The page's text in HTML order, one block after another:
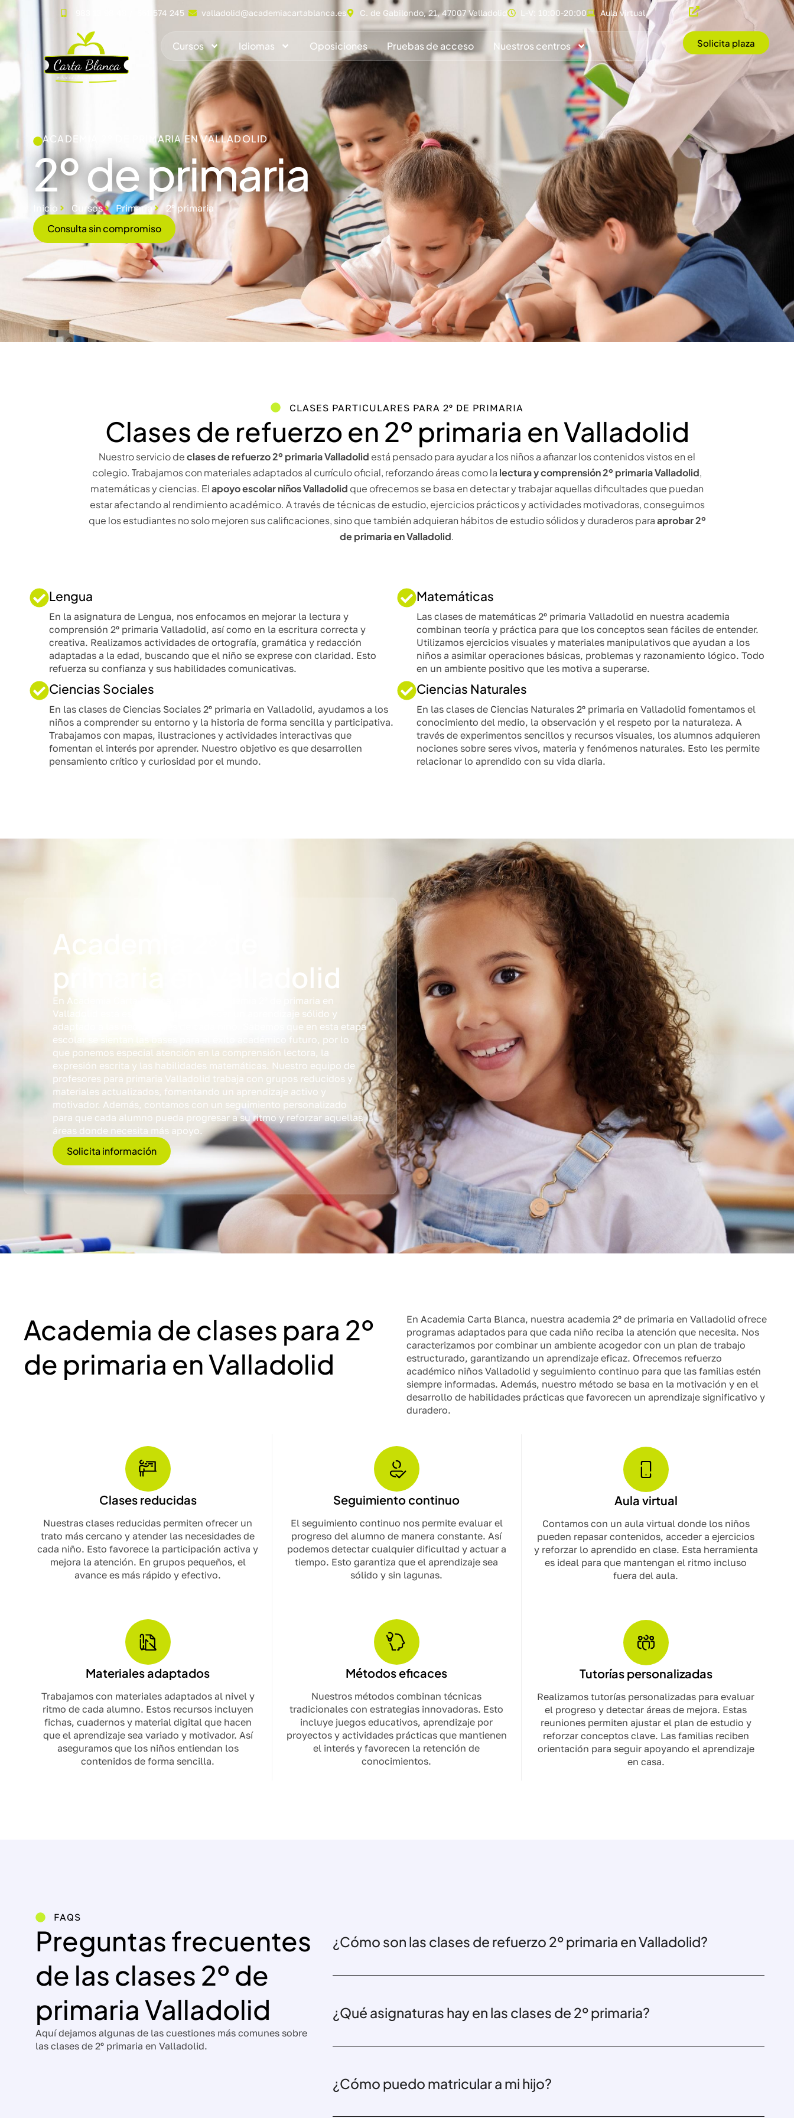
661 574 245 valladolid@academiacartablanca.es C. de Gabilondo, 21, 47007 Valladolid L-V: 10:00-20:00 Aula virtual
Cursos Idiomas Oposiciones Pruebas de acceso Nuestros centros Solicita plaza
ACADEMIA 2º DE PRIMARIA EN VALLADOLID
2º de primaria
Inicio Cursos Primaria 2º primaria
Consulta sin compromiso
CLASES PARTICULARES PARA 2º DE PRIMARIA
Clases de refuerzo en 2º primaria en Valladolid
Nuestro servicio declases de refuerzo 2º primaria Valladolid está pensado para ayudar a los niños a afianzar los contenidos vistos en el
colegio. Trabajamos con materiales adaptados al currículo oficial, reforzando áreas como la lectura y comprensión 2º primaria Valladolid,
matemáticas y ciencias. Elapoyo escolar niños Valladolid que ofrecemos se basa en detectar y trabajar aquellas dificultades que puedan
estar afectando al rendimiento académico. A través de técnicas de estudio, ejercicios prácticos y actividades motivadoras, conseguimos
que los estudiantes no solo mejoren sus calificaciones, sino que también adquieran hábitos de estudio sólidos y duraderos paraaprobar 2º
de primaria en Valladolid.
Lengua
En la asignatura de Lengua, nos enfocamos en mejorar la lectura y
comprensión 2º primaria Valladolid, así como en la escritura correcta y
creativa. Realizamos actividades de ortografía, gramática y redacción
adaptadas a la edad, buscando que el niño se exprese con claridad. Esto
refuerza su confianza y sus habilidades comunicativas.
Matemáticas
Las clases de matemáticas 2º primaria Valladolid en nuestra academia
combinan teoría y práctica para que los conceptos sean fáciles de entender.
Utilizamos ejercicios visuales y materiales manipulativos que ayudan a los
niños a asimilar operaciones básicas, problemas y razonamiento lógico. Todo
en un ambiente positivo que les motiva a superarse.
Ciencias Sociales
En las clases de Ciencias Sociales 2º primaria en Valladolid, ayudamos a los
niños a comprender su entorno y la historia de forma sencilla y participativa.
Trabajamos con mapas, ilustraciones y actividades interactivas que
fomentan el interés por aprender. Nuestro objetivo es que desarrollen
pensamiento crítico y curiosidad por el mundo.
Ciencias Naturales
En las clases de Ciencias Naturales 2º primaria en Valladolid fomentamos el
conocimiento del medio, la observación y el respeto por la naturaleza. A
través de experimentos sencillos y recursos visuales, los alumnos adquieren
nociones sobre seres vivos, materia y fenómenos naturales. Esto les permite
relacionar lo aprendido con su vida diaria.
Academia 2º de
primaria en Valladolid
En Academia Carta Blanca, nuestra academia 2º de primaria en
Valladolid está especializada en ofrecer un aprendizaje sólido y
adaptado a las necesidades de cada niño. Sabemos que en esta etapa
escolar se sientan las bases para el éxito académico futuro, por lo
que ponemos especial atención en la comprensión lectora, la
expresión escrita y las habilidades matemáticas. Nuestro equipo de
profesores para primaria Valladolid trabaja con grupos reducidos y
materiales actualizados, fomentando un aprendizaje activo y
motivador. Además, contamos con un seguimiento personalizado
para que cada alumno pueda progresar a su ritmo y reforzar aquellas
áreas donde necesita más apoyo.
Solicita información
Academia de clases para 2º
de primaria en Valladolid
En Academia Carta Blanca, nuestra academia 2º de primaria en Valladolid ofrece
programas adaptados para que cada niño reciba la atención que necesita. Nos
caracterizamos por combinar un ambiente acogedor con un plan de trabajo
estructurado, garantizando un aprendizaje eficaz. Ofrecemos refuerzo
académico niños Valladolid y seguimiento continuo para que las familias estén
siempre informadas. Además, nuestro método se basa en la motivación y en el
desarrollo de habilidades prácticas que favorecen un aprendizaje significativo y
duradero.
Clases reducidas
Nuestras clases reducidas permiten ofrecer un
trato más cercano y atender las necesidades de
cada niño. Esto favorece la participación activa y
mejora la atención. En grupos pequeños, el
avance es más rápido y efectivo.
Seguimiento continuo
El seguimiento continuo nos permite evaluar el
progreso del alumno de manera constante. Así
podemos detectar cualquier dificultad y actuar a
tiempo. Esto garantiza que el aprendizaje sea
sólido y sin lagunas.
Aula virtual
Contamos con un aula virtual donde los niños
pueden repasar contenidos, acceder a ejercicios
y reforzar lo aprendido en clase. Esta herramienta
es ideal para que mantengan el ritmo incluso
fuera del aula.
Materiales adaptados
Trabajamos con materiales adaptados al nivel y
ritmo de cada alumno. Estos recursos incluyen
fichas, cuadernos y material digital que hacen
que el aprendizaje sea variado y motivador. Así
aseguramos que los niños entiendan los
contenidos de forma sencilla.
Métodos eficaces
Nuestros métodos combinan técnicas
tradicionales con estrategias innovadoras. Esto
incluye juegos educativos, aprendizaje por
proyectos y actividades prácticas que mantienen
el interés y favorecen la retención de
conocimientos.
Tutorías personalizadas
Realizamos tutorías personalizadas para evaluar
el progreso y detectar áreas de mejora. Estas
reuniones permiten ajustar el plan de estudio y
reforzar conceptos clave. Las familias reciben
orientación para seguir apoyando el aprendizaje
en casa.
FAQS
Preguntas frecuentes
de las clases 2º de
primaria Valladolid
Aquí dejamos algunas de las cuestiones más comunes sobre
las clases de 2º primaria en Valladolid.
¿Cómo son las clases de refuerzo 2º primaria en Valladolid?
¿Qué asignaturas hay en las clases de 2º primaria?
¿Cómo puedo matricular a mi hijo?